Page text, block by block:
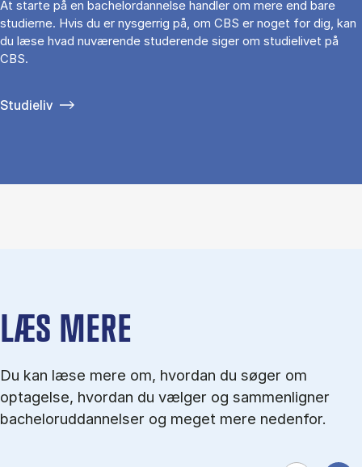
At starte på en bachelordannelse handler om mere end bare
studierne. Hvis du er nysgerrig på, om CBS er noget for dig, kan
du læse hvad nuværende studerende siger om studielivet på
CBS.
Studieliv
LÆS MERE
Du kan læse mere om, hvordan du søger om
optagelse, hvordan du vælger og sammenligner
bacheloruddannelser og meget mere nedenfor.